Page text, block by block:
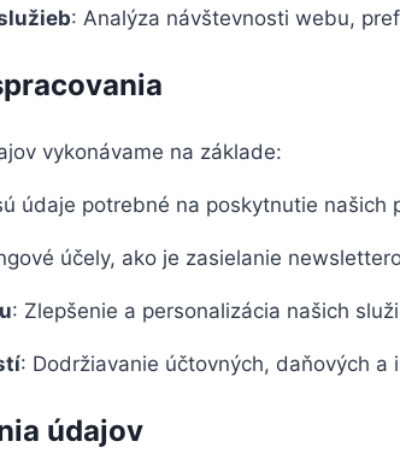
: Analýza návštevnosti webu,
vykonávame na základe:
údaje potrebné na poskytnutie našich
účely, ako je zasielanie
: Zlepšenie a personalizácia našich
: Dodržiavanie účtovných, daňových a
údajov